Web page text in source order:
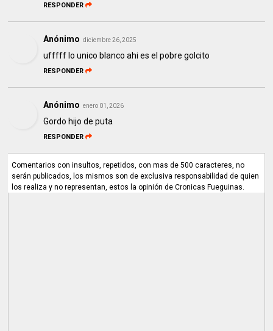
RESPONDER
Anónimo diciembre 26, 2025
ufffff lo unico blanco ahi es el pobre golcito
RESPONDER
Anónimo enero 01, 2026
Gordo hijo de puta
RESPONDER
Comentarios con insultos, repetidos, con mas de 500 caracteres, no
serán publicados, los mismos son de exclusiva responsabilidad de quien
los realiza y no representan, estos la opinión de Cronicas Fueguinas.